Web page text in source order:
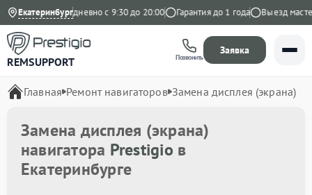
Екатеринбург
Яндекс Ежедневно с 9:30 до 20:00 Гарантия до 1 года Выезд мастера
REMSUPPORT Позвонить
Заявка
Главная Ремонт навигаторов Замена дисплея (экрана)
Замена дисплея (экрана)
навигатора Prestigio в
Екатеринбурге